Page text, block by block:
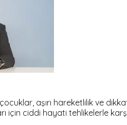
aşırı hareketlilik ve
için ciddi hayati tehlikelerle